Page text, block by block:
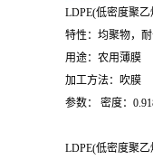
LDPE(低密度聚乙
特性：均聚物，
用途：农用薄膜
加工方法：吹膜
参数：
密度：
LDPE(低密度聚乙